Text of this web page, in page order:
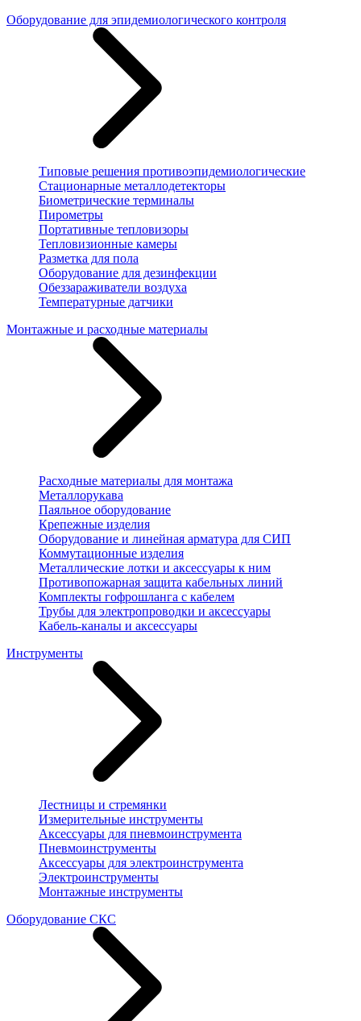
Оборудование для эпидемиологического контроля
Типовые решения противоэпидемиологические
Стационарные металлодетекторы
Биометрические терминалы
Пирометры
Портативные тепловизоры
Тепловизионные камеры
Разметка для пола
Оборудование для дезинфекции
Обеззараживатели воздуха
Температурные датчики
Монтажные и расходные материалы
Расходные материалы для монтажа
Металлорукава
Паяльное оборудование
Крепежные изделия
Оборудование и линейная арматура для СИП
Коммутационные изделия
Металлические лотки и аксессуары к ним
Противопожарная защита кабельных линий
Комплекты гофрошланга с кабелем
Трубы для электропроводки и аксессуары
Кабель-каналы и аксессуары
Инструменты
Лестницы и стремянки
Измерительные инструменты
Аксессуары для пневмоинструмента
Пневмоинструменты
Аксессуары для электроинструмента
Электроинструменты
Монтажные инструменты
Оборудование СКС